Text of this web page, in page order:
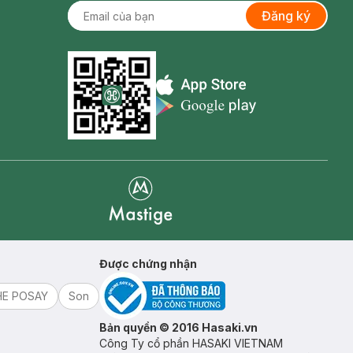
Đăng ký
Appstore icon
POSAY
Son
Được chứng nhận
Bản quyền © 2016 Hasaki.vn
Công Ty cổ phần HASAKI VIETNAM